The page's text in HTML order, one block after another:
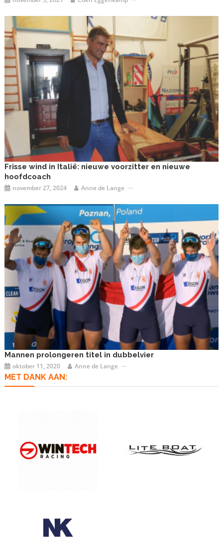
Frisse wind in Italië: nieuwe voorzitter en nieuwe
hoofdcoach
november 27, 2024 Anne de Lange
Mannen prolongeren titel in dubbelvier
oktober 11, 2020 Anne de Lange
MET DANK AAN: